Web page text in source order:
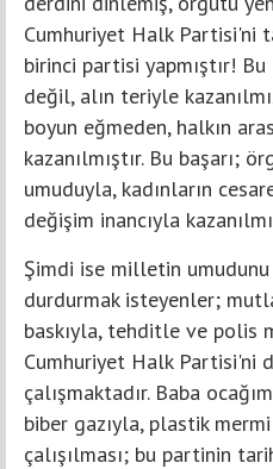
Cumhuriyet Halk Partisi'ni
birinci partisi yapmıştır! Bu
değil, alın teriyle
boyun eğmeden, halkın
kazanılmıştır. Bu başarı;
umuduyla, kadınların
değişim inancıyla
Şimdi ise milletin
durdurmak isteyenler;
baskıyla, tehditle ve polis
Cumhuriyet Halk Partisi'ni
çalışmaktadır. Baba
biber gazıyla, plastik
çalışılması; bu partinin